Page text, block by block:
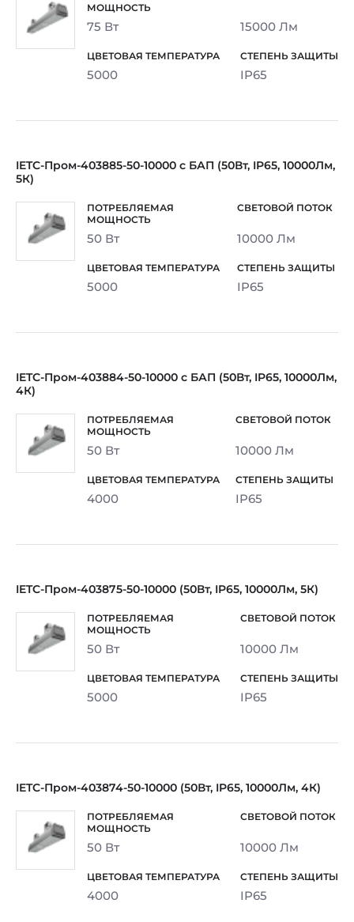
75 Вт 15000 Лм
5000 IP65
IETC-Пром-403885-50-10000 с БАП (50Вт, IP65, 10000Лм,
5К)
50 Вт 10000 Лм
5000 IP65
IETC-Пром-403884-50-10000 с БАП (50Вт, IP65, 10000Лм,
4К)
50 Вт 10000 Лм
4000 IP65
IETC-Пром-403875-50-10000 (50Вт, IP65, 10000Лм, 5К)
50 Вт 10000 Лм
5000 IP65
IETC-Пром-403874-50-10000 (50Вт, IP65, 10000Лм, 4К)
50 Вт 10000 Лм
4000 IP65